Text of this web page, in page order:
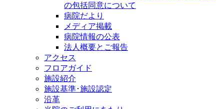
の包括同意について
病院だより
メディア掲載
病院情報の公表
法人概要とご報告
アクセス
フロアガイド
施設紹介
施設基準･施設認定
沿革